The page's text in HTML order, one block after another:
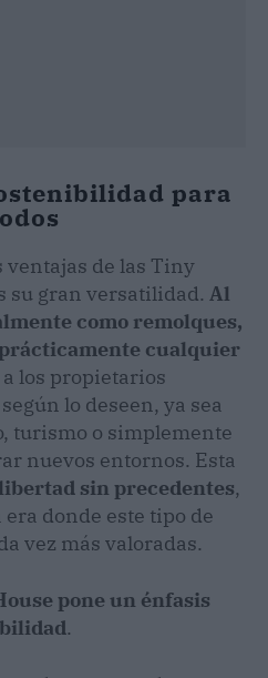
para
de las Tiny
su gran versatilidad. Al
como remolques,
cualquier
los propietarios
lo deseen, ya sea
turismo o simplemente
nuevos entornos. Esta
sin precedentes,
donde este tipo de
vez más valoradas.
pone un énfasis
.